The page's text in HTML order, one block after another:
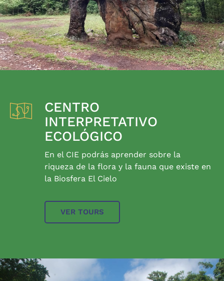
CENTRO
INTERPRETATIVO
ECOLÓGICO
En el CIE podrás aprender sobre la
riqueza de la flora y la fauna que existe en
la Biosfera El Cielo
VER TOURS